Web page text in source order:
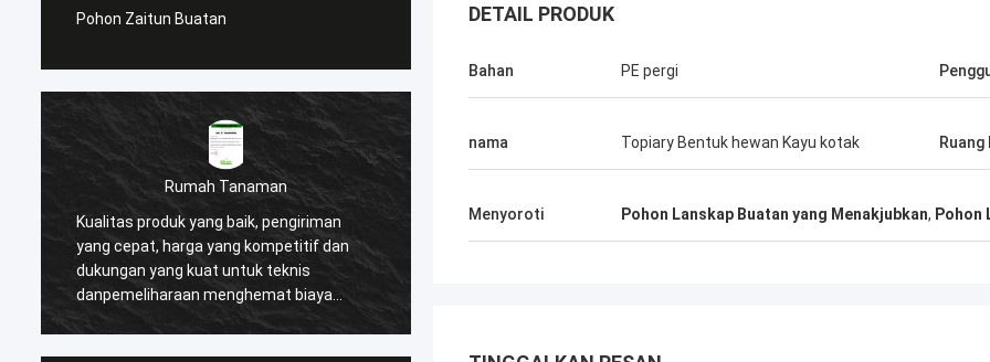
Pohon Zaitun Buatan
Rumah Tanaman
produk yang baik, pengiriman
harga yang kompetitif dan
yang kuat untuk teknis
menghemat biaya
membantu kami
Kami memilih perusahaan Haihong
setelah pencarian yang lama, kualitas
produk mereka yang lebih tinggi, perhatian
besar terhadap detail, dan layanan
pelanggan yang tinggi. Mereka selalu
DETAIL PRODUK
Bahan PE pergi
nama Topiary Bentuk hewan Kayu kotak Ruang
Menyoroti Pohon Lanskap Buatan yang Menakjubkan, Pohon